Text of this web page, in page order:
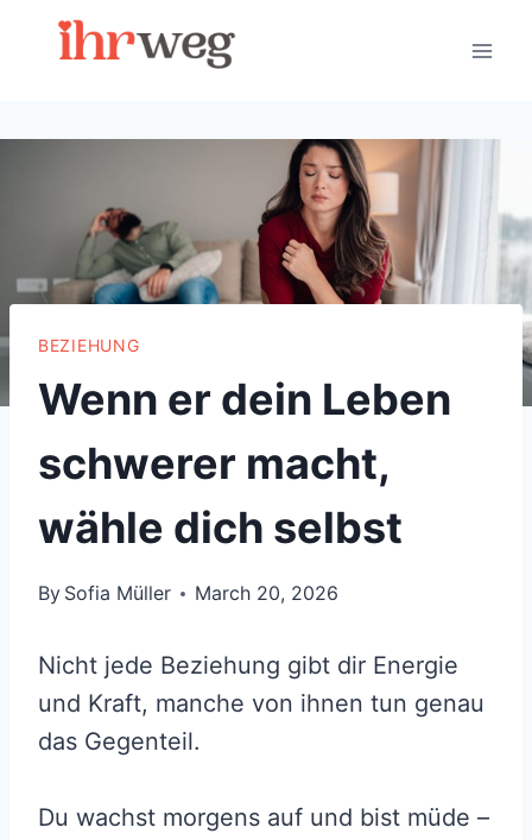
BEZIEHUNG
Wenn er dein Leben
schwerer macht,
wähle dich selbst
By Sofia Müller March 20, 2026
Nicht jede Beziehung gibt dir Energie
und Kraft, manche von ihnen tun genau
das Gegenteil.
Du wachst morgens auf und bist müde –